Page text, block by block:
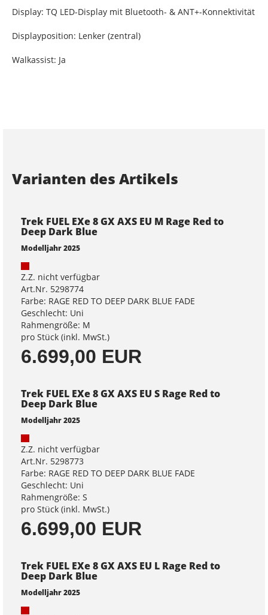
Display: TQ LED-Display mit Bluetooth- & ANT+-Konnektivität
Displayposition: Lenker (zentral)
Walkassist: Ja
Varianten des Artikels
Trek FUEL EXe 8 GX AXS EU M Rage Red to
Deep Dark Blue
Modelljahr 2025
Z.Z. nicht verfügbar
Art.Nr. 5298774
Farbe: RAGE RED TO DEEP DARK BLUE FADE
Geschlecht: Uni
Rahmengröße: M
pro Stück (inkl. MwSt.)
6.699,00 EUR
Trek FUEL EXe 8 GX AXS EU S Rage Red to
Deep Dark Blue
Modelljahr 2025
Z.Z. nicht verfügbar
Art.Nr. 5298773
Farbe: RAGE RED TO DEEP DARK BLUE FADE
Geschlecht: Uni
Rahmengröße: S
pro Stück (inkl. MwSt.)
6.699,00 EUR
Trek FUEL EXe 8 GX AXS EU L Rage Red to
Deep Dark Blue
Modelljahr 2025